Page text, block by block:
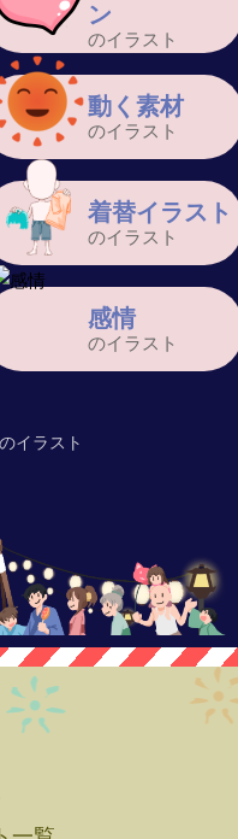
イラスト
ン
のイラスト
動く素材
のイラスト
着替イラスト
のイラスト
感情
のイラスト